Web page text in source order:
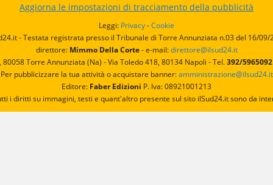
Aggiorna le impostazioni di tracciamento della pubblicità
Leggi: Privacy-Cookie
- Testata registrata presso il Tribunale di Torre Annunziata n.03 del 16/09/
direttore:Mimmo Della Corte- e-mail:direttore@ilsud24.it
Torre Annunziata (Na) - Via Toledo 418, 80134 Napoli - Tel.392/
Per pubblicizzare la tua attività o acquistare banner:amministrazione@ilsud24.it
Editore: Faber Edizioni P. Iva: 08921001213
i diritti su immagini, testi e quant'altro presente sul sito ilSud24.it sono da